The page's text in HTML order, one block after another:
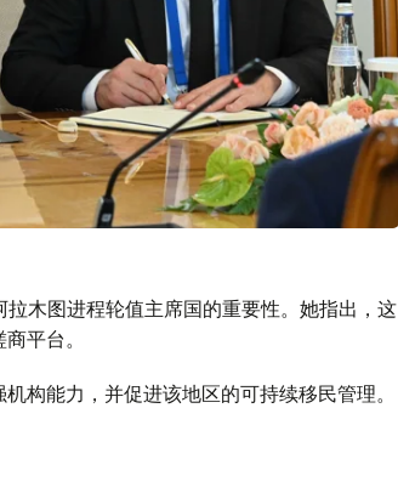
木图进程轮值主席国的重要性。她指出，这
平台。
构能力，并促进该地区的可持续移民管理。